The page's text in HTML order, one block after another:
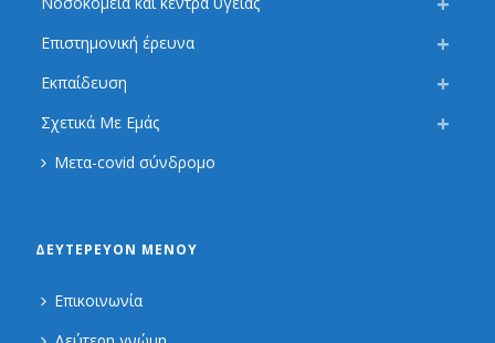
Επιστημονική έρευνα
Εκπαίδευση
Σχετικά Με Εμάς
Μετα-covid σύνδρομο
ΔΕΥΤΕΡΕΎΟΝ ΜΕΝΟΎ
Επικοινωνία